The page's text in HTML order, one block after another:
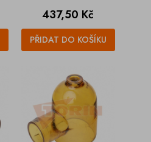
Cena
437,50 Kč
PŘIDAT DO KOŠÍKU